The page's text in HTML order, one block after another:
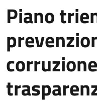
Piano